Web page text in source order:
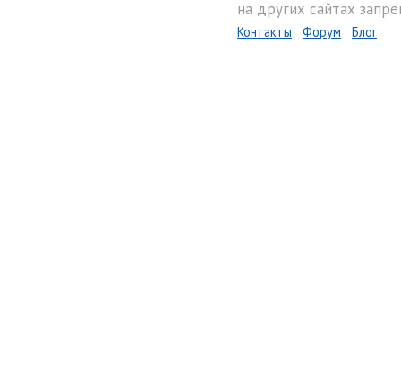
на других сайтах
Контакты Форум Блог